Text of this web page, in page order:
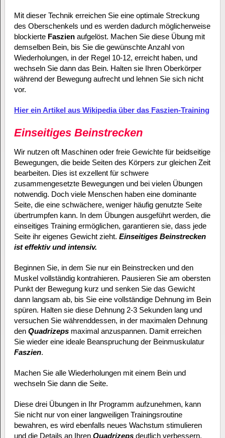
Mit dieser Technik erreichen Sie eine optimale Streckung
des Oberschenkels und es werden dadurch möglicherweise
blockierte Faszienaufgelöst. Machen Sie diese Übung mit
demselben Bein, bis Sie die gewünschte Anzahl von
Wiederholungen, in der Regel 10-12, erreicht haben, und
wechseln Sie dann das Bein. Halten sie Ihren Oberkörper
während der Bewegung aufrecht und lehnen Sie sich nicht
vor.
Hier ein Artikel aus Wikipedia über das Faszien-Training
Einseitiges Beinstrecken
Wir nutzen oft Maschinen oder freie Gewichte für beidseitige
Bewegungen, die beide Seiten des Körpers zur gleichen Zeit
bearbeiten. Dies ist exzellent für schwere
zusammengesetzte Bewegungen und bei vielen Übungen
notwendig. Doch viele Menschen haben eine dominante
Seite, die eine schwächere, weniger häufig genutzte Seite
übertrumpfen kann. In dem Übungen ausgeführt werden, die
einseitiges Training ermöglichen, garantieren sie, dass jede
Seite ihr eigenes Gewicht zieht. Einseitiges Beinstrecken
ist effektiv und intensiv.
Beginnen Sie, in dem Sie nur ein Beinstrecken und den
Muskel vollständig kontrahieren. Pausieren Sie am obersten
Punkt der Bewegung kurz und senken Sie das Gewicht
dann langsam ab, bis Sie eine vollständige Dehnung im Bein
spüren. Halten sie diese Dehnung 2-3 Sekunden lang und
versuchen Sie währenddessen, in der maximalen Dehnung
den Quadrizepsmaximal anzuspannen. Damit erreichen
Sie wieder eine ideale Beanspruchung der Beinmuskulatur
Faszien.
Machen Sie alle Wiederholungen mit einem Bein und
wechseln Sie dann die Seite.
Diese drei Übungen in Ihr Programm aufzunehmen, kann
Sie nicht nur von einer langweiligen Trainingsroutine
bewahren, es wird ebenfalls neues Wachstum stimulieren
und die Details an Ihren Quadrizepsdeutlich verbessern.